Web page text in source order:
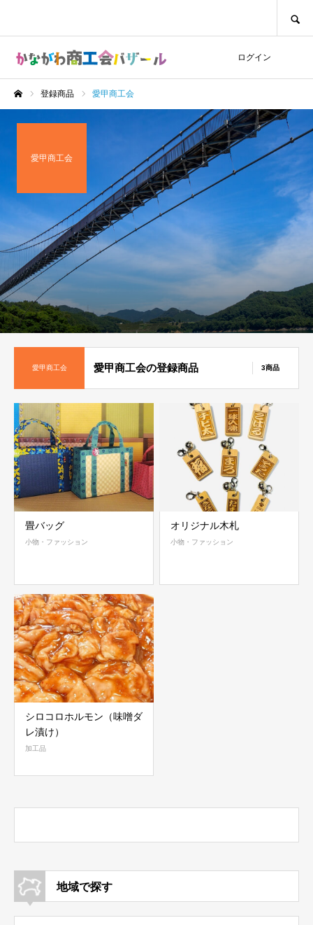
ログイン
登録商品 愛甲商工会
愛甲商工会
愛甲商工会 愛甲商工会の登録商品 3商品
畳バッグ
小物・ファッション
オリジナル木札
小物・ファッション
シロコロホルモン（味噌ダ
レ漬け）
加工品
地域で探す